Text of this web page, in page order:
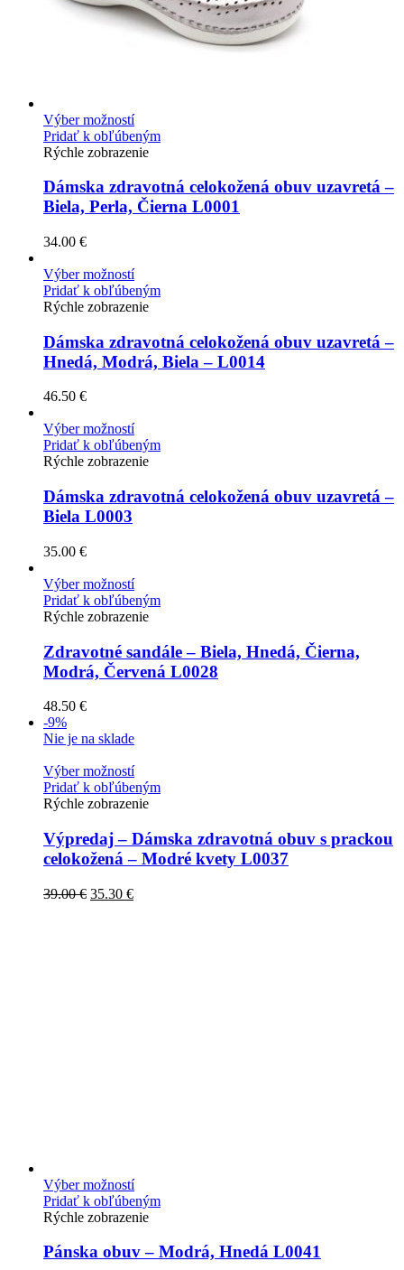
Výber možností
Pridať k obľúbeným
Rýchle zobrazenie
Dámska zdravotná celokožená obuv uzavretá –
Biela, Perla, Čierna L0001
34.00 €
Výber možností
Pridať k obľúbeným
Rýchle zobrazenie
Dámska zdravotná celokožená obuv uzavretá –
Hnedá, Modrá, Biela – L0014
46.50 €
Výber možností
Pridať k obľúbeným
Rýchle zobrazenie
Dámska zdravotná celokožená obuv uzavretá –
Biela L0003
35.00 €
Výber možností
Pridať k obľúbeným
Rýchle zobrazenie
Zdravotné sandále – Biela, Hnedá, Čierna,
Modrá, Červená L0028
48.50 €
-9%
Nie je na sklade
Výber možností
Pridať k obľúbeným
Rýchle zobrazenie
Výpredaj – Dámska zdravotná obuv s prackou
celokožená – Modré kvety L0037
39.00€ 35.30 €
Výber možností
Pridať k obľúbeným
Rýchle zobrazenie
Pánska obuv – Modrá, Hnedá L0041